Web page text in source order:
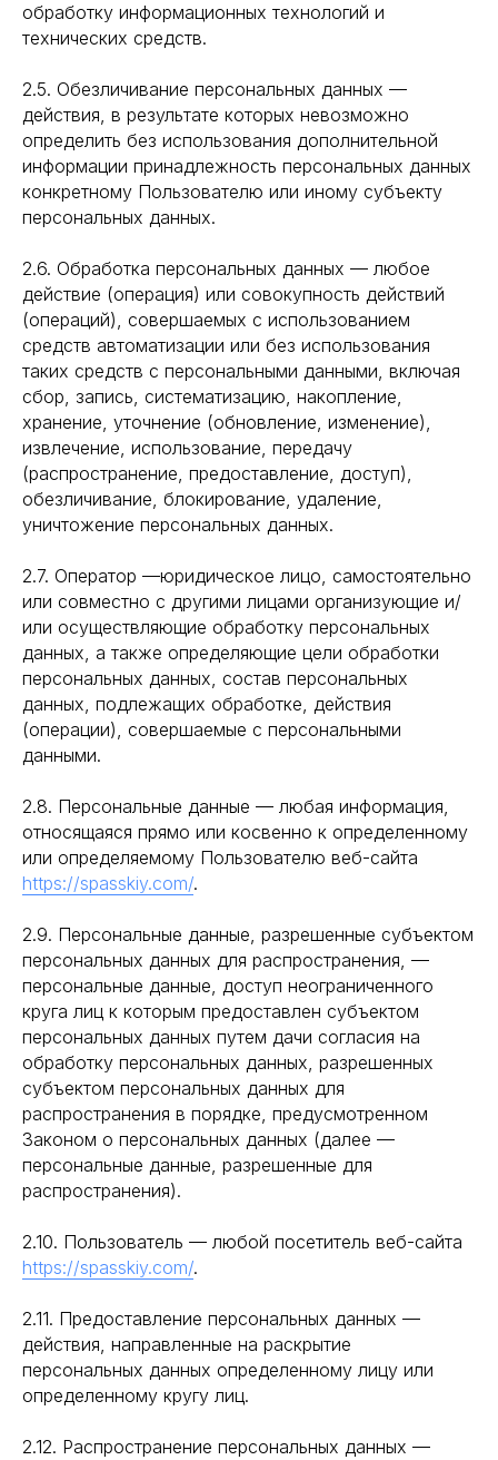
обработку информационных технологий и
технических средств.
2.5. Обезличивание персональных данных —
действия, в результате которых невозможно
определить без использования дополнительной
информации принадлежность персональных данных
конкретному Пользователю или иному субъекту
персональных данных.
2.6. Обработка персональных данных — любое
действие (операция) или совокупность действий
(операций), совершаемых с использованием
средств автоматизации или без использования
таких средств с персональными данными, включая
сбор, запись, систематизацию, накопление,
хранение, уточнение (обновление, изменение),
извлечение, использование, передачу
(распространение, предоставление, доступ),
обезличивание, блокирование, удаление,
уничтожение персональных данных.
2.7. Оператор —юридическое лицо, самостоятельно
или совместно с другими лицами организующие и/
или осуществляющие обработку персональных
данных, а также определяющие цели обработки
персональных данных, состав персональных
данных, подлежащих обработке, действия
(операции), совершаемые с персональными
данными.
2.8. Персональные данные — любая информация,
относящаяся прямо или косвенно к определенному
или определяемому Пользователю веб-сайта
https://spasskiy.com/.
2.9. Персональные данные, разрешенные субъектом
персональных данных для распространения, —
персональные данные, доступ неограниченного
круга лиц к которым предоставлен субъектом
персональных данных путем дачи согласия на
обработку персональных данных, разрешенных
субъектом персональных данных для
распространения в порядке, предусмотренном
Законом о персональных данных (далее —
персональные данные, разрешенные для
распространения).
2.10. Пользователь — любой посетитель веб-сайта
https://spasskiy.com/.
2.11. Предоставление персональных данных —
действия, направленные на раскрытие
персональных данных определенному лицу или
определенному кругу лиц.
2.12. Распространение персональных данных —